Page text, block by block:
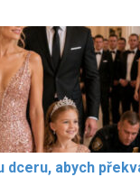
dceru, abych